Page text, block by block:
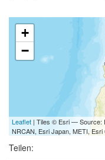
+
−
Leaflet | Tiles © Esri — Source:
NRCAN, Esri Japan, METI,
Teilen: